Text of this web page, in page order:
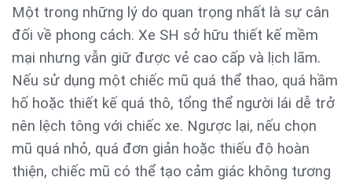
Một trong những lý do quan trọng nhất là sự cân
đối về phong cách. Xe SH sở hữu thiết kế mềm
mại nhưng vẫn giữ được vẻ cao cấp và lịch lãm.
Nếu sử dụng một chiếc mũ quá thể thao, quá hầm
hố hoặc thiết kế quá thô, tổng thể người lái dễ trở
nên lệch tông với chiếc xe. Ngược lại, nếu chọn
mũ quá nhỏ, quá đơn giản hoặc thiếu độ hoàn
thiện, chiếc mũ có thể tạo cảm giác không tương